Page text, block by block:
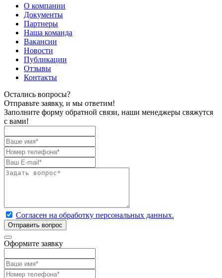
О компании
Документы
Партнеры
Наша команда
Вакансии
Новости
Публикации
Отзывы
Контакты
Остались вопросы?
Отправьте заявку, и мы ответим!
Заполните форму обратной связи, наши менеджеры свяжутся
с вами!
Согласен на обработку персональных данных.
Отправить вопрос
Оформите заявку